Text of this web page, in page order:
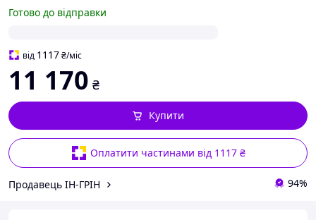
Готово до відправки
від 1117₴/міс
11 170 ₴
Оплатити частинами від 1117 ₴
Купити
Продавець ІН-ГРІН 94%